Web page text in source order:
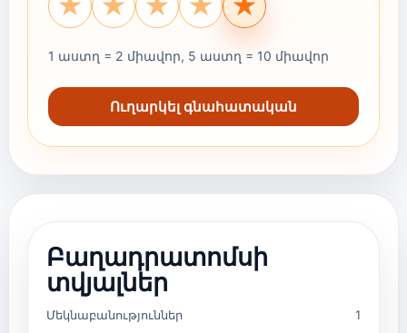
1 աստղ = 2 միավոր, 5 աստղ = 10 միավոր
Ուղարկել գնահատական
Բաղադրատոմսի
տվյալներ
Մեկնաբանություններ
1